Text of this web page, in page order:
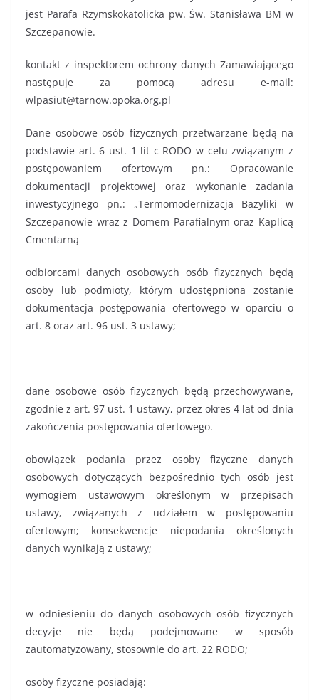
jest Parafa Rzymskokatolicka pw. Św. Stanisława BM w
Szczepanowie.
kontakt z inspektorem ochrony danych Zamawiającego
następuje za pomocą adresu e-mail:
wlpasiut@tarnow.opoka.org.pl
Dane osobowe osób fizycznych przetwarzane będą na
podstawie art. 6 ust. 1 lit c RODO w celu związanym z
postępowaniem ofertowym pn.: Opracowanie
dokumentacji projektowej oraz wykonanie zadania
inwestycyjnego pn.: „Termomodernizacja Bazyliki w
Szczepanowie wraz z Domem Parafialnym oraz Kaplicą
Cmentarną
odbiorcami danych osobowych osób fizycznych będą
osoby lub podmioty, którym udostępniona zostanie
dokumentacja postępowania ofertowego w oparciu o
art. 8 oraz art. 96 ust. 3 ustawy;
dane osobowe osób fizycznych będą przechowywane,
zgodnie z art. 97 ust. 1 ustawy, przez okres 4 lat od dnia
zakończenia postępowania ofertowego.
obowiązek podania przez osoby fizyczne danych
osobowych dotyczących bezpośrednio tych osób jest
wymogiem ustawowym określonym w przepisach
ustawy, związanych z udziałem w postępowaniu
ofertowym; konsekwencje niepodania określonych
danych wynikają z ustawy;
w odniesieniu do danych osobowych osób fizycznych
decyzje nie będą podejmowane w sposób
zautomatyzowany, stosownie do art. 22 RODO;
osoby fizyczne posiadają: